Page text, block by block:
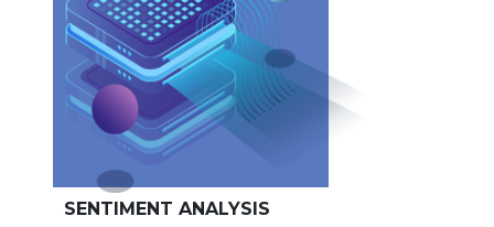
SENTIMENT ANALYSIS